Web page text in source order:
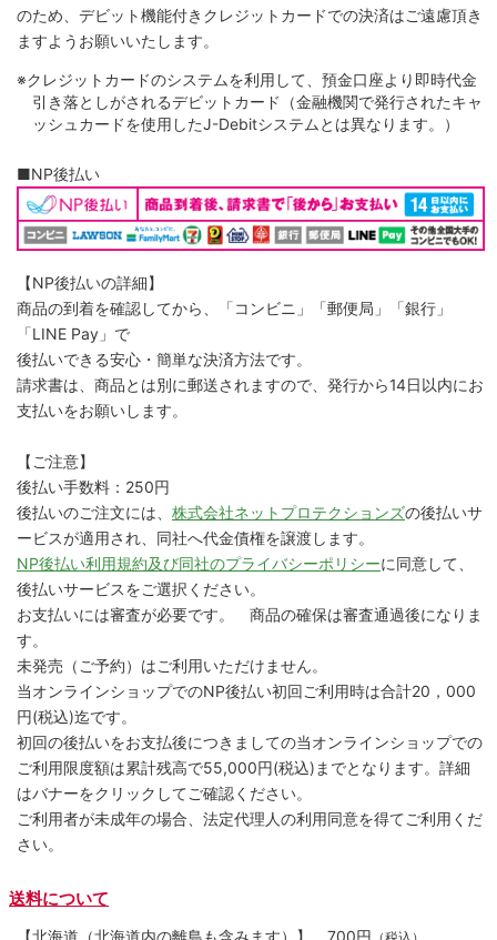
のため、デビット機能付きクレジットカードでの決済はご遠慮頂き
ますようお願いいたします。
※クレジットカードのシステムを利用して、預金口座より即時代金
引き落としがされるデビットカード（金融機関で発行されたキャ
ッシュカードを使用したJ-Debitシステムとは異なります。）
■NP後払い
【NP後払いの詳細】
商品の到着を確認してから、「コンビニ」「郵便局」「銀行」
「LINE Pay」で
後払いできる安心・簡単な決済方法です。
請求書は、商品とは別に郵送されますので、発行から14日以内にお
支払いをお願いします。
【ご注意】
後払い手数料：250円
後払いのご注文には、 株式会社ネットプロテクションズの後払いサ
ービスが適用され、同社へ代金債権を譲渡します。
NP後払い利用規約及び同社のプライバシーポリシーに同意して、
後払いサービスをご選択ください。
お支払いには審査が必要です。 商品の確保は審査通過後になりま
す。
未発売（ご予約）はご利用いただけません。
当オンラインショップでのNP後払い初回ご利用時は合計20，000
円(税込)迄です。
初回の後払いをお支払後につきましての当オンラインショップでの
ご利用限度額は累計残高で55,000円(税込)までとなります。詳細
はバナーをクリックしてご確認ください。
ご利用者が未成年の場合、法定代理人の利用同意を得てご利用くだ
さい。
送料について
【北海道（北海道内の離島も含みます）】 700円